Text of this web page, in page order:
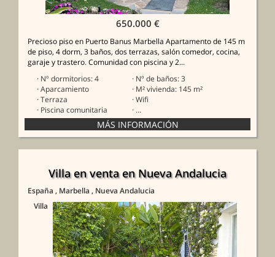
650.000 €
Precioso piso en Puerto Banus Marbella Apartamento de 145 m
de piso, 4 dorm, 3 baños, dos terrazas, salón comedor, cocina,
garaje y trastero. Comunidad con piscina y 2...
· Nº dormitorios: 4
· Nº de baños: 3
· Aparcamiento
· M² vivienda: 145 m²
· Terraza
· Wifi
· Piscina comunitaria
· ...
Villa en venta en Nueva Andalucia
España , Marbella , Nueva Andalucia
Villa